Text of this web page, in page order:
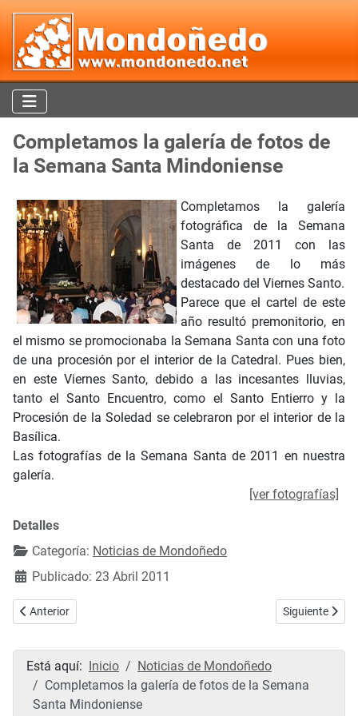
Completamos la galería de fotos de
la Semana Santa Mindoniense
Completamos la galería
fotográfica de la Semana
Santa de 2011 con las
imágenes de lo más
destacado del Viernes Santo.
Parece que el cartel de este
año resultó premonitorio, en
el mismo se promocionaba la Semana Santa con una foto
de una procesión por el interior de la Catedral. Pues bien,
en este Viernes Santo, debido a las incesantes lluvias,
tanto el Santo Encuentro, como el Santo Entierro y la
Procesión de la Soledad se celebraron por el interior de la
Basílica.
Las fotografías de la Semana Santa de 2011 en nuestra
galería.
[ver fotografías]
Detalles
Categoría: Noticias de Mondoñedo
Publicado: 23 Abril 2011
Artículo anterior: Fotografías de las fiestas del barrio de San Lázaro
Anterior Artículo
Siguiente
Está aquí: Inicio
Noticias de Mondoñedo
Completamos la galería de fotos de la Semana
Santa Mindoniense